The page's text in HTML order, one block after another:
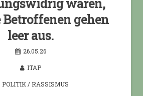
Betroffenen gehen
leer aus.
26.05.26
ITAP
POLITIK/ RASSISMUS